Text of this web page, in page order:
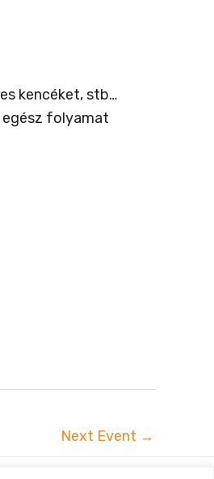
kencéket, stb…
egész folyamat
Next Event →